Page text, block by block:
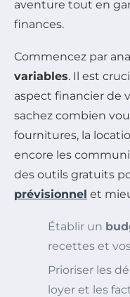
aventure tout en
finances.
Commencez par
variables. Il est
aspect financier de
sachez combien
fournitures, la
encore les
des outils gratuits
prévisionnel et
Établir un
recettes et
Prioriser les
loyer et les